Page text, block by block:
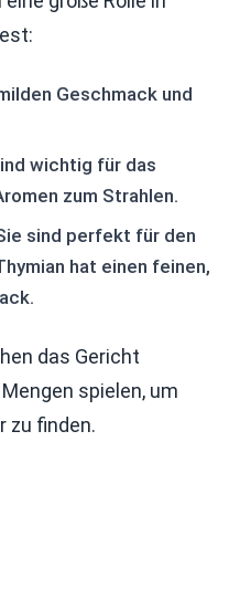
Geschmack und
wichtig für das
zum Strahlen.
sind perfekt für den
hat einen feinen,
das Gericht
spielen, um
zu finden.